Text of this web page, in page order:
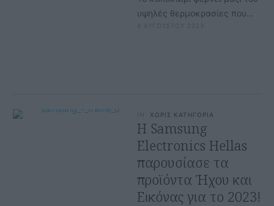
υψηλές θερμοκρασίες που
ειδικά σε συνθήκες καύσωνα
4 ΑΥΓΟΥΣΤΟΥ 2023
IN ΧΩΡΙΣ ΚΑΤΗΓΟΡΙΑ
Η Samsung
Electronics Hellas
παρουσίασε τα
προϊόντα Ήχου και
Εικόνας για το 2023!